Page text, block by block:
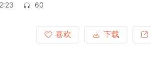
60
喜欢
下载